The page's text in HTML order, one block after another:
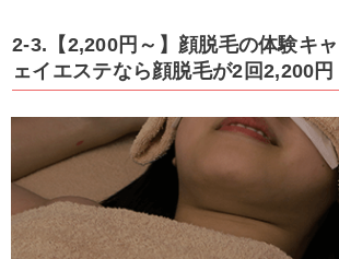
2-3.【2,200円～】顔脱毛の体験キ
ェイエステなら顔脱毛が2回2,200円